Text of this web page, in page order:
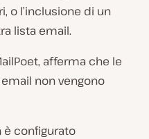
o l’inclusione di un
lista email.
afferma che le
non vengono
è configurato